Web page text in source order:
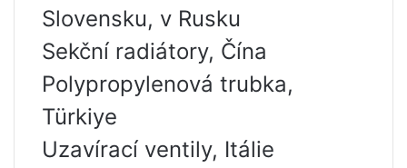
Slovensku, v Rusku
Sekční radiátory, Čína
Polypropylenová trubka,
Türkiye
Uzavírací ventily, Itálie